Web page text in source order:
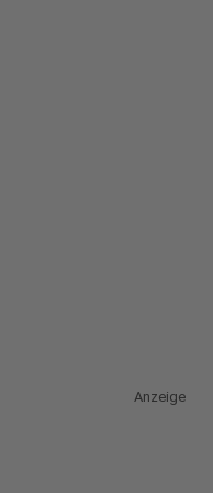
Anzeige